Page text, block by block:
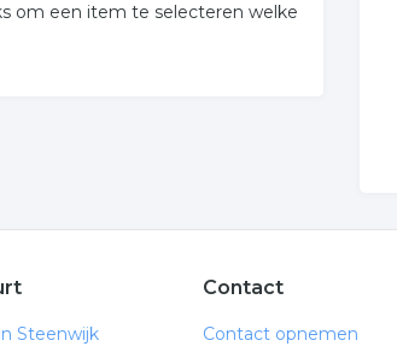
om een item te selecteren welke
Steenwijk
Contact
Contact opnemen